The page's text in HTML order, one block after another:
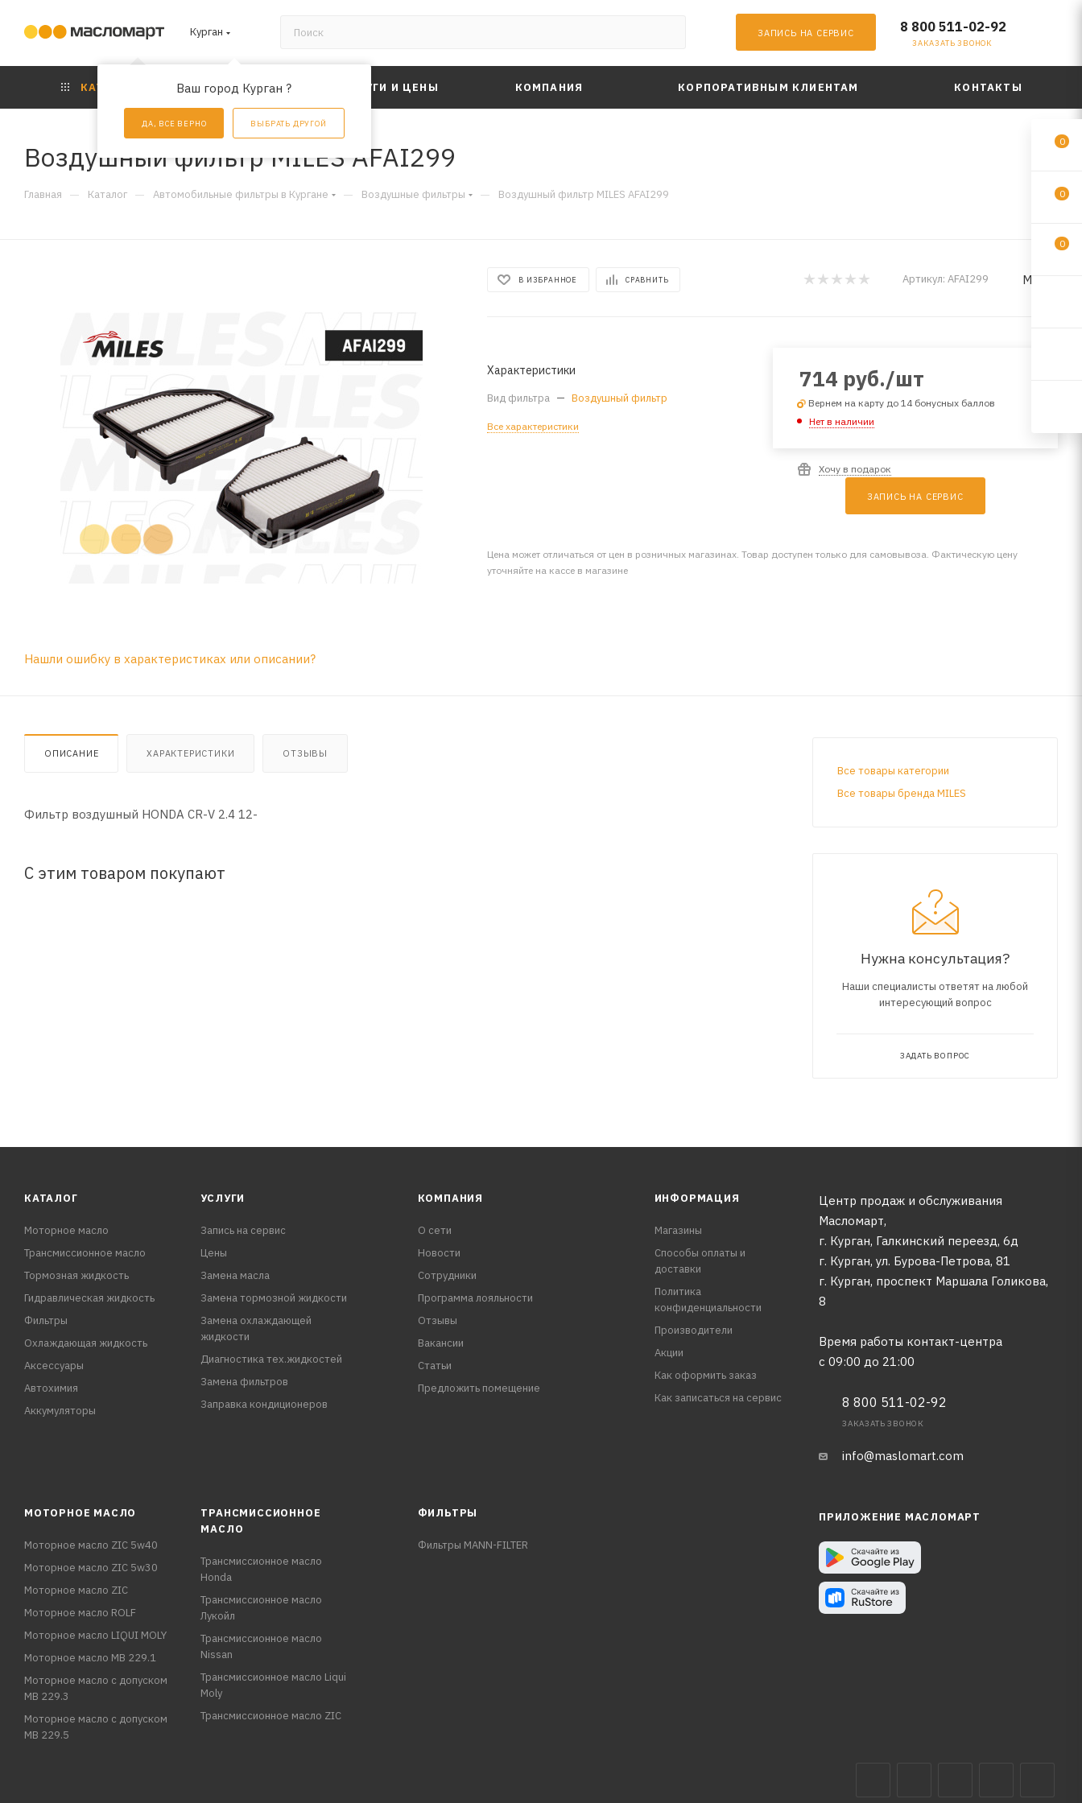
Курган
Ваш город Курган ?
ДА, ВСЕ ВЕРНО ВЫБРАТЬ ДРУГОЙ
ЗАПИСЬ НА СЕРВИС 8 800 511-02-92
ЗАКАЗАТЬ ЗВОНОК
КАТАЛОГ АКЦИИ УСЛУГИ И ЦЕНЫ КОМПАНИЯ КОРПОРАТИВНЫМ КЛИЕНТАМ КОНТАКТЫ
Воздушный фильтр MILES AFAI299
Главная — Каталог — Автомобильные фильтры в Кургане — Воздушные фильтры — Воздушный фильтр MILES AFAI299
В ИЗБРАННОЕ СРАВНИТЬ Артикул: AFAI299 MILES
Характеристики
Вид фильтра — Воздушный фильтр
Все характеристики
714 руб./шт
Вернем на карту до 14 бонусных баллов
Нет в наличии
Хочу в подарок
ЗАПИСЬ НА СЕРВИС
Цена может отличаться от цен в розничных магазинах. Товар доступен только для самовывоза. Фактическую цену
уточняйте на кассе в магазине
Нашли ошибку в характеристиках или описании?
ОПИСАНИЕ ХАРАКТЕРИСТИКИ ОТЗЫВЫ
Фильтр воздушный HONDA CR-V 2.4 12-
С этим товаром покупают
Все товары категории
Все товары бренда MILES
Нужна консультация?
Наши специалисты ответят на любой
интересующий вопрос
ЗАДАТЬ ВОПРОС
КАТАЛОГ
Моторное масло
Трансмиссионное масло
Тормозная жидкость
Гидравлическая жидкость
Фильтры
Охлаждающая жидкость
Аксессуары
Автохимия
Аккумуляторы
УСЛУГИ
Запись на сервис
Цены
Замена масла
Замена тормозной жидкости
Замена охлаждающей
жидкости
Диагностика тех.жидкостей
Замена фильтров
Заправка кондиционеров
КОМПАНИЯ
О сети
Новости
Сотрудники
Программа лояльности
Отзывы
Вакансии
Статьи
Предложить помещение
ИНФОРМАЦИЯ
Магазины
Способы оплаты и
доставки
Политика
конфиденциальности
Производители
Акции
Как оформить заказ
Как записаться на сервис
Центр продаж и обслуживания
Масломарт,
г. Курган, Галкинский переезд, 6д
г. Курган, ул. Бурова-Петрова, 81
г. Курган, проспект Маршала Голикова,
8
Время работы контакт-центра
с 09:00 до 21:00
8 800 511-02-92
ЗАКАЗАТЬ ЗВОНОК
info@maslomart.com
МОТОРНОЕ МАСЛО
Моторное масло ZIC 5w40
Моторное масло ZIC 5w30
Моторное масло ZIC
Моторное масло ROLF
Моторное масло LIQUI MOLY
Моторное масло MB 229.1
Моторное масло с допуском
MB 229.3
Моторное масло с допуском
MB 229.5
ТРАНСМИССИОННОЕ
МАСЛО
Трансмиссионное масло
Honda
Трансмиссионное масло
Лукойл
Трансмиссионное масло
Nissan
Трансмиссионное масло Liqui
Moly
Трансмиссионное масло ZIC
ФИЛЬТРЫ
Фильтры MANN-FILTER
ПРИЛОЖЕНИЕ МАСЛОМАРТ
0
0
0